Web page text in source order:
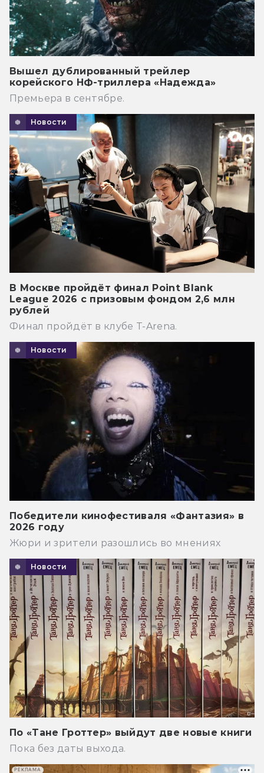
Вышел дублированный трейлер
корейского НФ-триллера «Надежда»
Премьера в сентябре.
Новости
В Москве пройдёт финал Point Blank
League 2026 с призовым фондом 2,6 млн
рублей
Финал пройдёт в клубе T-Arena.
Новости
Победители кинофестиваля «Фантазия» в
2026 году
Жюри и зрители разошлись во мнениях
Новости
По «Тане Гроттер» выйдут две новые книги
Пока без даты выхода.
РЕКЛАМА